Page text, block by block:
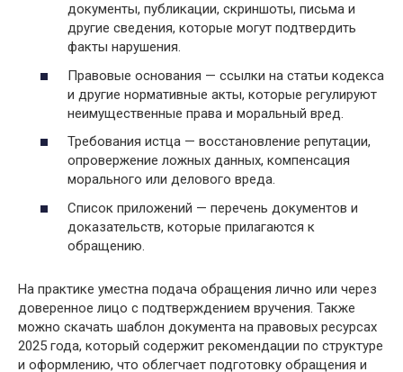
документы, публикации, скриншоты, письма и
другие сведения, которые могут подтвердить
факты нарушения.
Правовые основания — ссылки на статьи кодекса
и другие нормативные акты, которые регулируют
неимущественные права и моральный вред.
Требования истца — восстановление репутации,
опровержение ложных данных, компенсация
морального или делового вреда.
Список приложений — перечень документов и
доказательств, которые прилагаются к
обращению.
На практике уместна подача обращения лично или через
доверенное лицо с подтверждением вручения. Также
можно скачать шаблон документа на правовых ресурсах
2025 года, который содержит рекомендации по структуре
и оформлению, что облегчает подготовку обращения и